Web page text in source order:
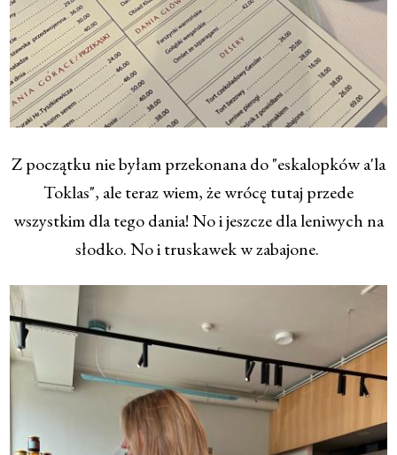
Z początku nie byłam przekonana do "eskalopków a'la
Toklas", ale teraz wiem, że wrócę tutaj przede
wszystkim dla tego dania! No i jeszcze dla leniwych na
słodko. No i truskawek w zabajone.